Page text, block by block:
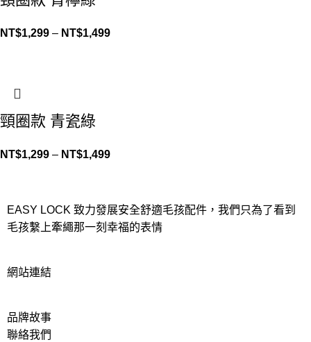
NT$1,299 – NT$1,499
頸圈款 青瓷綠
NT$1,299 – NT$1,499
EASY LOCK 致力發展安全舒適毛孩配件，我們只為了看到
毛孩繫上牽繩那一刻幸福的表情
網站連結
品牌故事
聯絡我們